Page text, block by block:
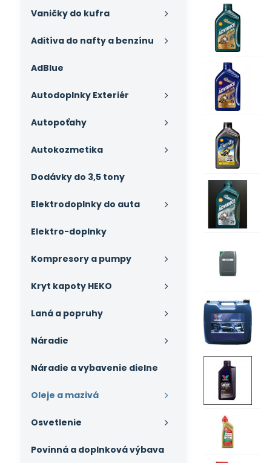
Vaničky do kufra
Aditíva do nafty a benzínu
AdBlue
Autodoplnky Exteriér
Autopoťahy
Autokozmetika
Dodávky do 3,5 tony
Elektrodoplnky do auta
Elektro-doplnky
Kompresory a pumpy
Kryt kapoty HEKO
Laná a popruhy
Náradie
Náradie a vybavenie dielne
Oleje a mazivá
Osvetlenie
Povinná a doplnková výbava